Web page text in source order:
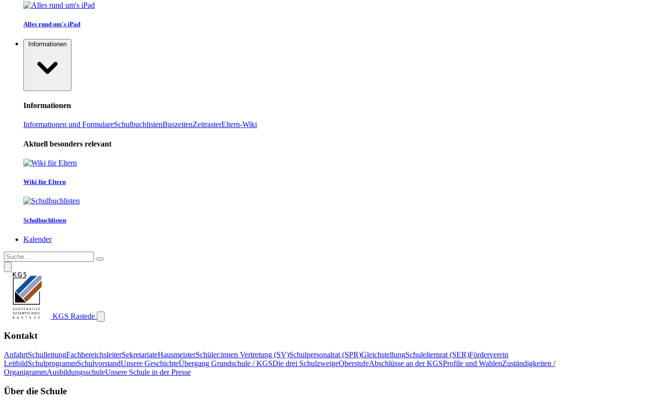
Alles rund um's iPad
Informationen
Informationen
Informationen und FormulareSchulbuchlistenBuszeitenZeitrasterEltern-Wiki
Aktuell besonders relevant
Wiki für Eltern
Schulbuchlisten
Kalender
KGS Rastede
Kontakt
AnfahrtSchulleitungFachbereichsleiterSekretariateHausmeisterSchüler:innen Vertretung (SV)Schulpersonalrat (SPR)GleichstellungSchulelternrat (SER)Förderverein
LeitbildSchulprogrammSchulvorstandUnsere GeschichteÜbergang Grundschule / KGSDie drei SchulzweigeOberstufeAbschlüsse an der KGSProfile und WahlenZuständigkeiten /
OrganigrammAusbildungsschuleUnsere Schule in der Presse
Über die Schule